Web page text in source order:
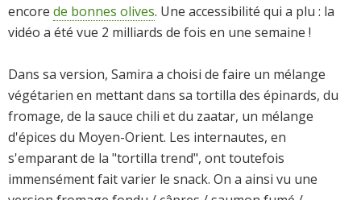
encore de bonnes olives. Une accessibilité qui a plu : la
vidéo a été vue 2 milliards de fois en une semaine !
Dans sa version, Samira a choisi de faire un mélange
végétarien en mettant dans sa tortilla des épinards, du
fromage, de la sauce chili et du zaatar, un mélange
d'épices du Moyen-Orient. Les internautes, en
s'emparant de la "tortilla trend", ont toutefois
immensément fait varier le snack. On a ainsi vu une